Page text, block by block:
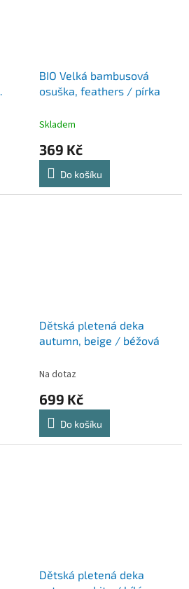
BIO Velká bambusová
osuška, feathers / pírka
Skladem
369 Kč
Do košíku
Dětská pletená deka
autumn, beige / béžová
Na dotaz
699 Kč
Do košíku
Dětská pletená deka